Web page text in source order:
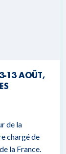
13 AOÛT,
de la
chargé de
la France.